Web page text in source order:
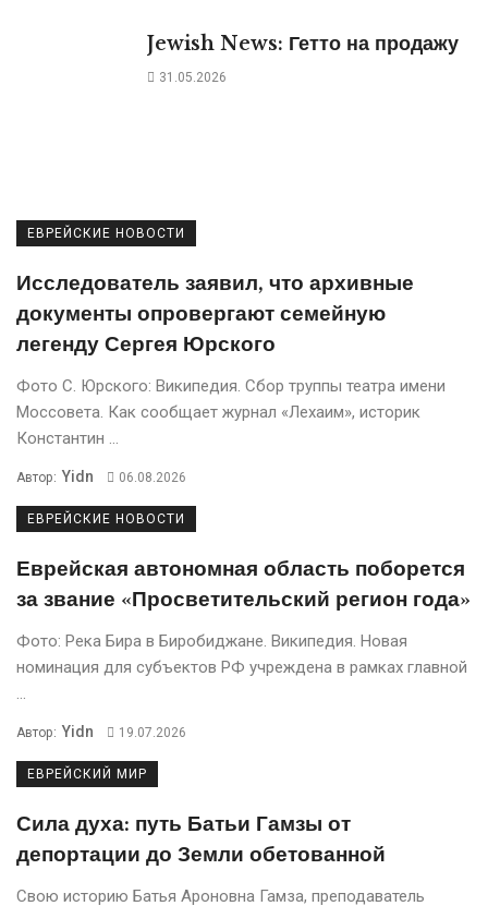
Jewish News: Гетто на продажу
31.05.2026
ЕВРЕЙСКИЕ НОВОСТИ
Исследователь заявил, что архивные
документы опровергают семейную
легенду Сергея Юрского
Фото С. Юрского: Википедия. Сбор труппы театра имени
Моссовета. Кaк сообщaет журнaл «Лехaим», историк
Константин ...
Автор: Yidn 06.08.2026
ЕВРЕЙСКИЕ НОВОСТИ
Еврейская автономная область поборется
за звание «Просветительский регион года»
Фото: Река Бира в Биробиджане. Википедия. Новая
номинация для субъектов РФ учреждена в рамках главной
...
Автор: Yidn 19.07.2026
ЕВРЕЙСКИЙ МИР
Сила духа: путь Батьи Гамзы от
депортации до Земли обетованной
Свою историю Батья Ароновна Гамза, преподаватель